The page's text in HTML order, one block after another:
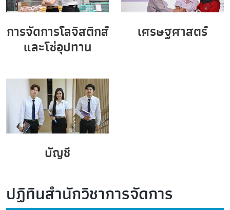
การจัดการโลจิสติกส์
และโซ่อุปทาน
เศรษฐศาสตร์
บัญชี
ปฏิทินสำนักวิชาการจัดการ